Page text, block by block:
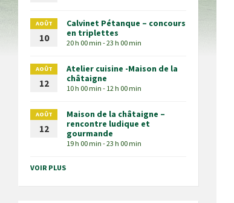
AOÛT
10
Calvinet Pétanque – concours
en triplettes
20 h 00 min - 23 h 00 min
AOÛT
12
Atelier cuisine -Maison de la
châtaigne
10 h 00 min - 12 h 00 min
AOÛT
12
Maison de la châtaigne –
rencontre ludique et
gourmande
19 h 00 min - 23 h 00 min
VOIR PLUS